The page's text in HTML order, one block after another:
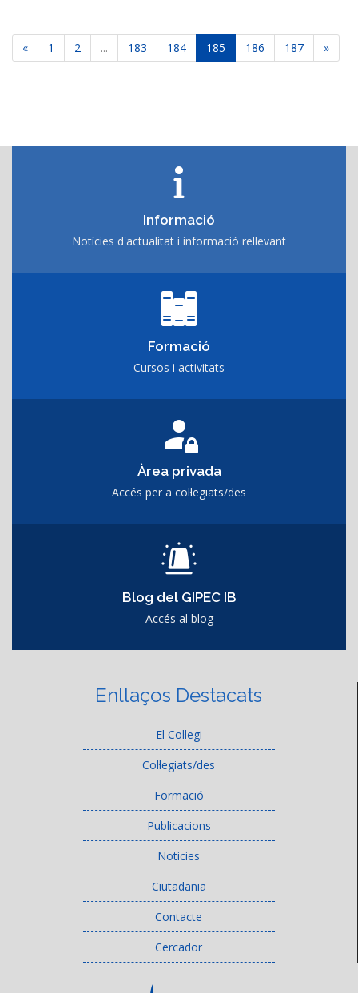
« 1 2 ... 183 184 185 186 187 »
Informació
Notícies d'actualitat i informació rellevant
Formació
Cursos i activitats
Àrea privada
Accés per a col·legiats/des
Blog del GIPEC IB
Accés al blog
Enllaços Destacats
El Col·legi
Col·legiats/des
Formació
Publicacions
Noticies
Ciutadania
Contacte
Cercador